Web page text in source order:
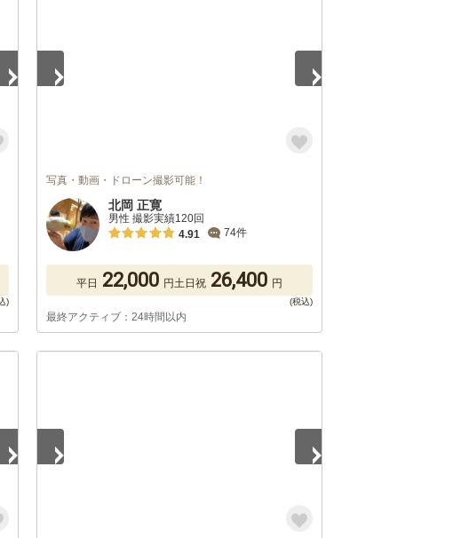
写真・動画・ドローン撮影可能！
北岡 正寛
男性 撮影実績120回
4.91
74件
平日 22,000 円土日祝 26,400 円
最終アクティブ：24時間以内